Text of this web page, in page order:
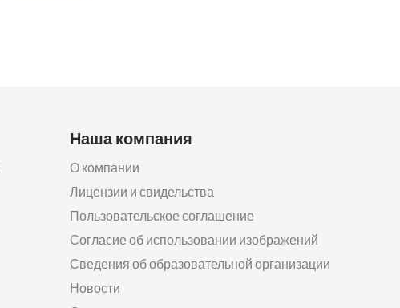
Наша компания
О компании
Лицензии и свидельства
Пользовательское соглашение
Согласие об использовании изображений
Сведения об образовательной организации
Новости